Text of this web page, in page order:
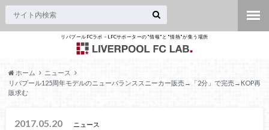
リバプールFCラボ – LFCサポーターの"情報"と"情熱"が集う場所
ホーム
ニュース
リバプール125周年モデルのニューバランススニーカー販売→「2分」で完売→KOP再
販求む
2017.05.20 ニュース